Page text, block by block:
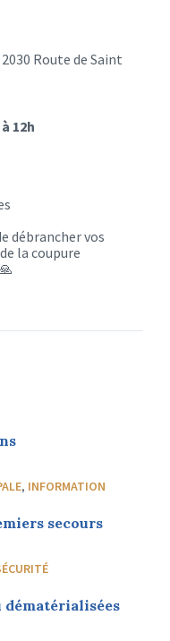
Route de Saint
12h
débrancher vos
la coupure
, INFORMATION
secours
dématérialisées